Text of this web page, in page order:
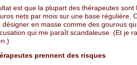
est que la plupart des thérapeutes sont
nets par mois sur une base régulière.
désigner en masse comme des gourous
qui me paraît scandaleuse. (Et je
prennent des risques